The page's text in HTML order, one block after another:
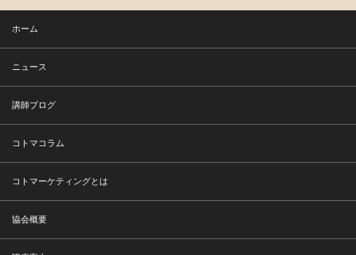
ホーム
ニュース
講師ブログ
コトマコラム
コトマーケティングとは
協会概要